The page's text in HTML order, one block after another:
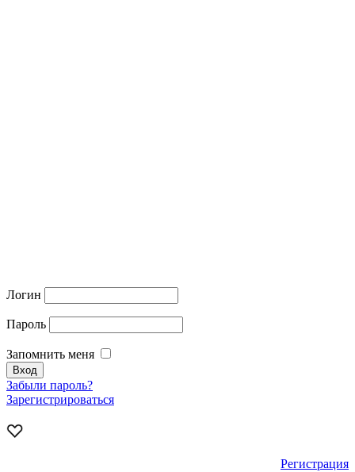
Логин
Пароль
Запомнить меня
Забыли пароль?
Зарегистрироваться
Регистрация